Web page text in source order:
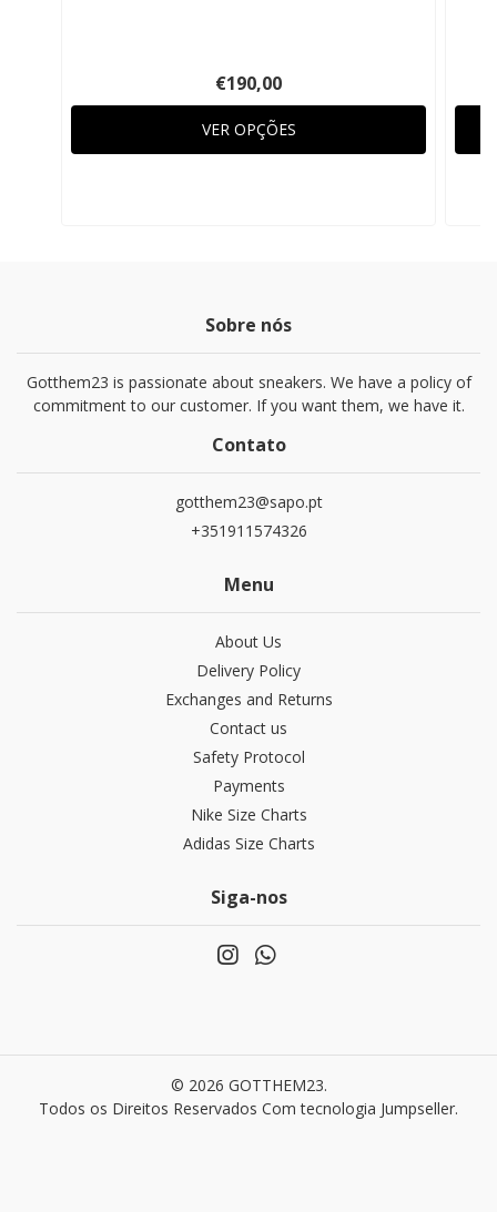
€190,00
VER OPÇÕES
Sobre nós
Gotthem23 is passionate about sneakers. We have a policy of
commitment to our customer. If you want them, we have it.
Contato
gotthem23@sapo.pt
+351911574326
Menu
About Us
Delivery Policy
Exchanges and Returns
Contact us
Safety Protocol
Payments
Nike Size Charts
Adidas Size Charts
Siga-nos
© 2026 GOTTHEM23.
Todos os Direitos Reservados Com tecnologia Jumpseller.